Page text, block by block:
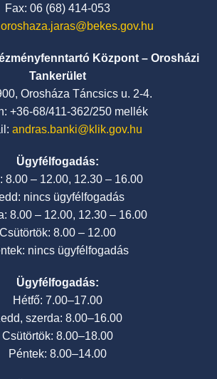
Fax: 06 (68) 414-053
oroshaza.jaras@bekes.gov.hu
Központ – Orosházi
Tankerület
Orosháza Táncsics u. 2-4.
+36-68/411-362/250 mellék
andras.banki@klik.gov.hu
Ügyfélfogadás:
8.00 – 12.00, 12.30 – 16.00
nincs ügyfélfogadás
8.00 – 12.00, 12.30 – 16.00
Csütörtök: 8.00 – 12.00
nincs ügyfélfogadás
Ügyfélfogadás:
Hétfő: 7.00–17.00
szerda: 8.00–16.00
Csütörtök: 8.00–18.00
Péntek: 8.00–14.00